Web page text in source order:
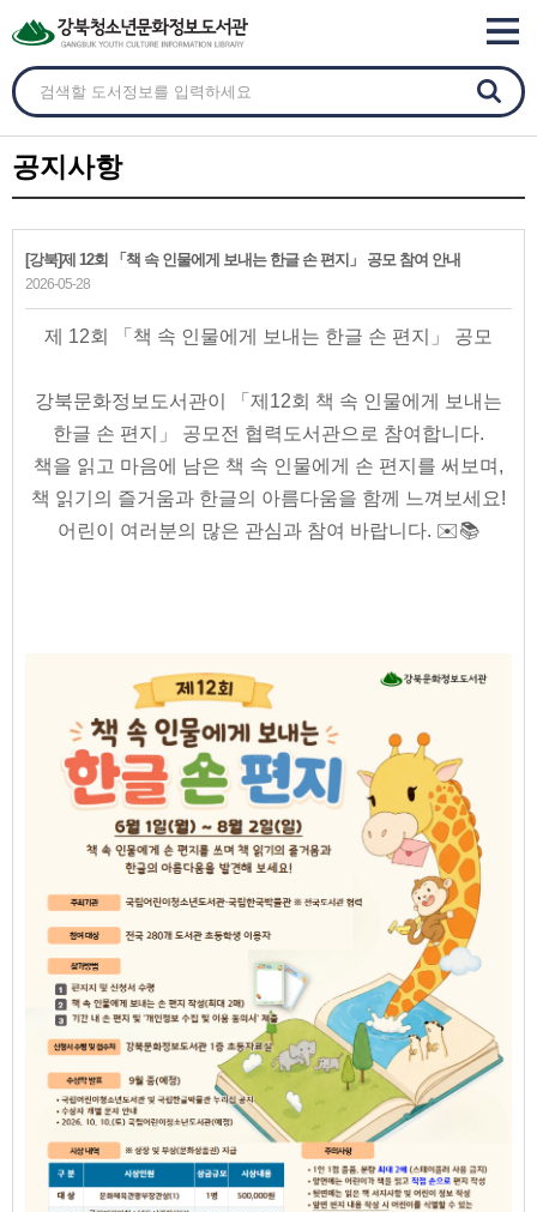
공지사항
[강북]제 12회 「책 속 인물에게 보내는 한글 손 편지」 공모 참여 안내
2026-05-28
제 12회 「책 속 인물에게 보내는 한글 손 편지」 공모
강북문화정보도서관이 「제12회 책 속 인물에게 보내는
한글 손 편지」 공모전 협력도서관으로 참여합니다.
책을 읽고 마음에 남은 책 속 인물에게 손 편지를 써보며,
책 읽기의 즐거움과 한글의 아름다움을 함께 느껴보세요!
어린이 여러분의 많은 관심과 참여 바랍니다. ✉️📚